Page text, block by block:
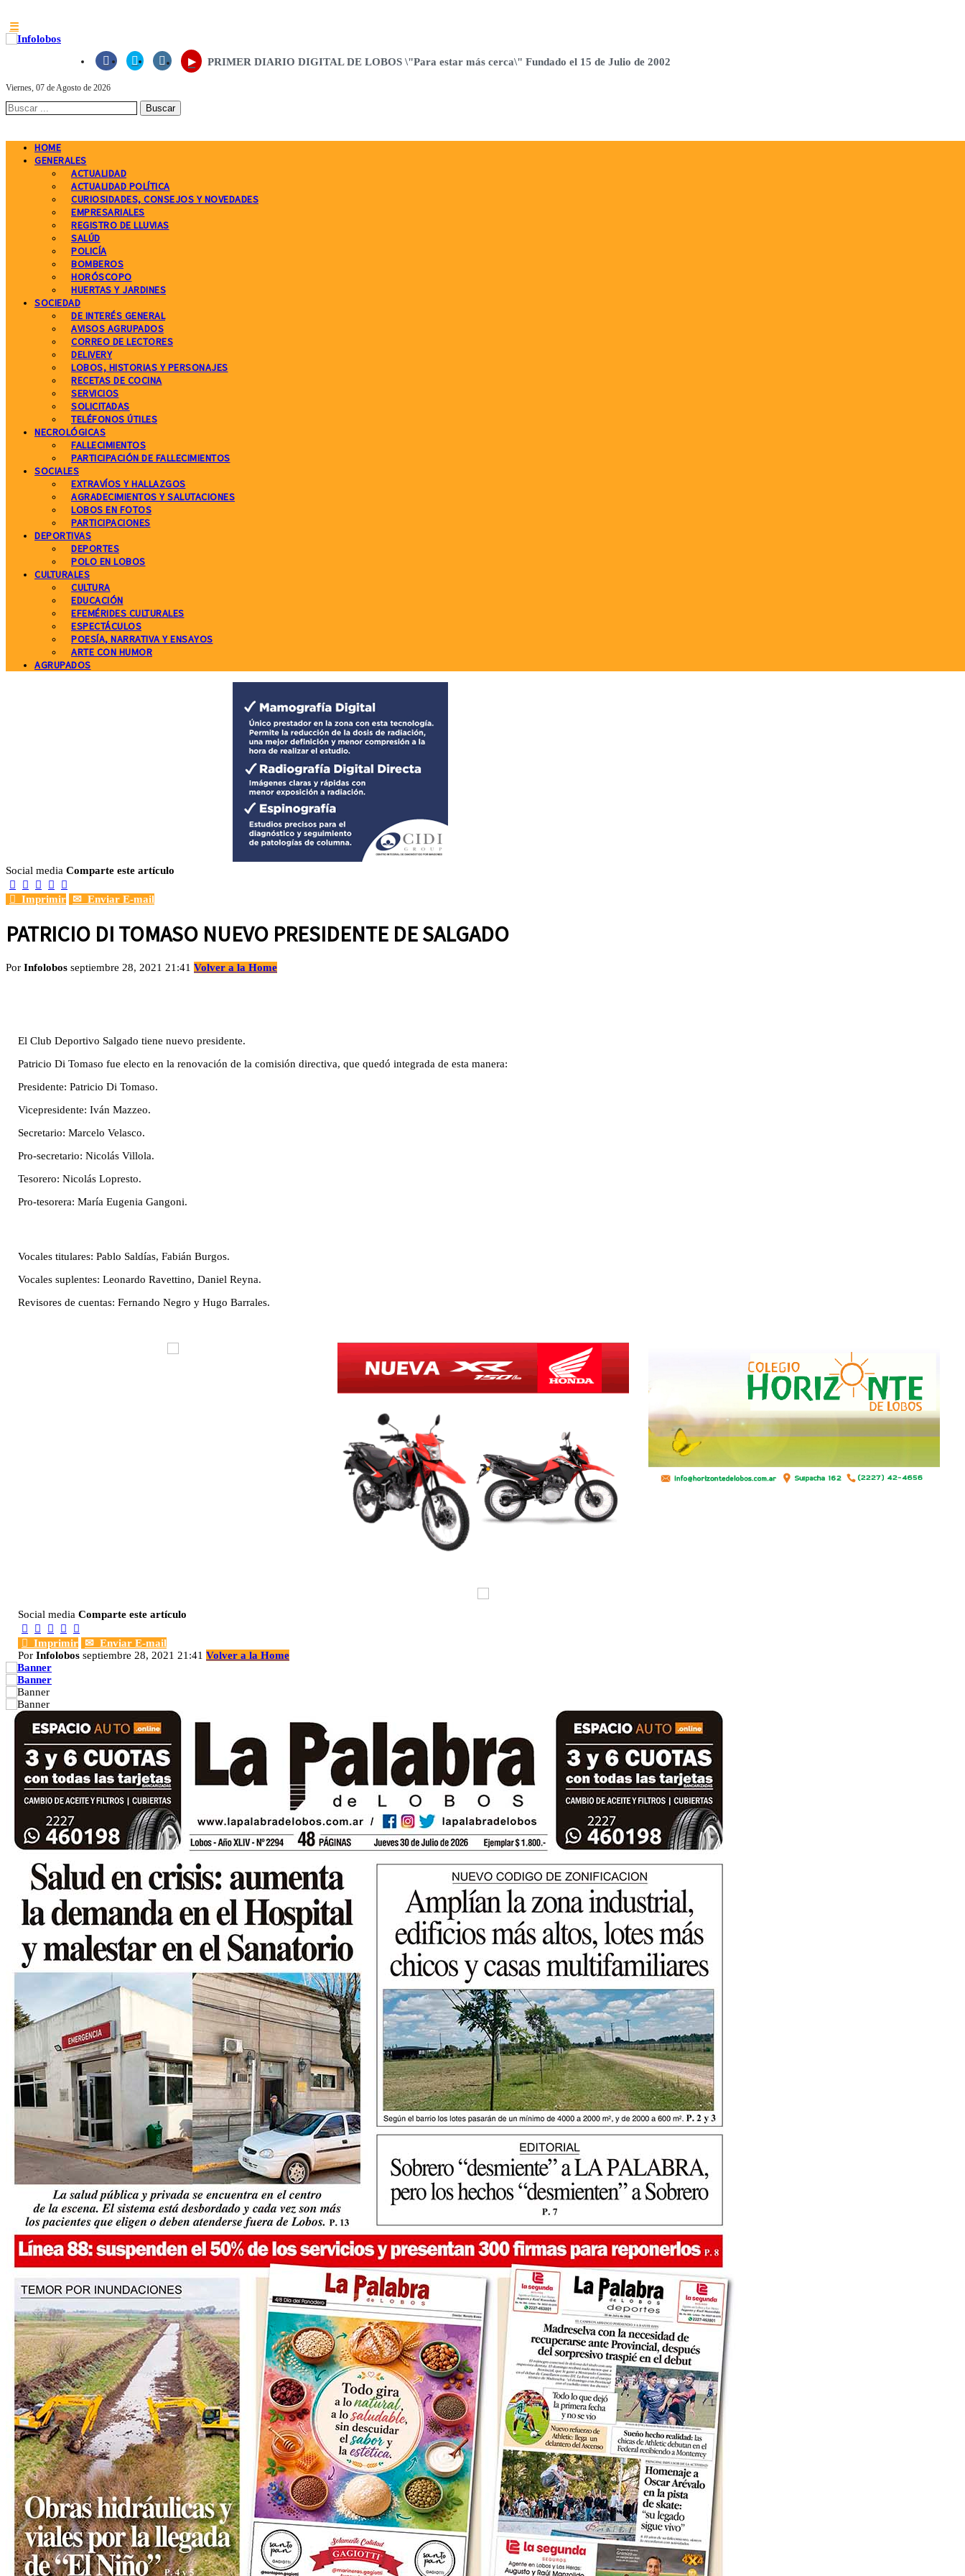
☰
   ▸ PRIMER DIARIO DIGITAL DE LOBOS \"Para estar más cerca\" Fundado el 15 de Julio de 2002
Viernes, 07 de Agosto de 2026
HOME
GENERALES
ACTUALIDAD
ACTUALIDAD POLÍTICA
CURIOSIDADES, CONSEJOS Y NOVEDADES
EMPRESARIALES
REGISTRO DE LLUVIAS
SALÚD
POLICÍA
BOMBEROS
HORÓSCOPO
HUERTAS Y JARDINES
SOCIEDAD
DE INTERÉS GENERAL
AVISOS AGRUPADOS
CORREO DE LECTORES
DELIVERY
LOBOS, HISTORIAS Y PERSONAJES
RECETAS DE COCINA
SERVICIOS
SOLICITADAS
TELÉFONOS ÚTILES
NECROLÓGICAS
FALLECIMIENTOS
PARTICIPACIÓN DE FALLECIMIENTOS
SOCIALES
EXTRAVÍOS Y HALLAZGOS
AGRADECIMIENTOS Y SALUTACIONES
LOBOS EN FOTOS
PARTICIPACIONES
DEPORTIVAS
DEPORTES
POLO EN LOBOS
CULTURALES
CULTURA
EDUCACIÓN
EFEMÉRIDES CULTURALES
ESPECTÁCULOS
POESÍA, NARRATIVA Y ENSAYOS
ARTE CON HUMOR
AGRUPADOS
Social media Comparte este artículo

  


Imprimir ✉ Enviar E-mail
PATRICIO DI TOMASO NUEVO PRESIDENTE DE SALGADO
Por Infolobos septiembre 28, 2021 21:41 Volver a la Home
El Club Deportivo Salgado tiene nuevo presidente.
Patricio Di Tomaso fue electo en la renovación de la comisión directiva, que quedó integrada de esta manera:
Presidente: Patricio Di Tomaso.
Vicepresidente: Iván Mazzeo.
Secretario: Marcelo Velasco.
Pro-secretario: Nicolás Villola.
Tesorero: Nicolás Lopresto.
Pro-tesorera: María Eugenia Gangoni.
Vocales titulares: Pablo Saldías, Fabián Burgos.
Vocales suplentes: Leonardo Ravettino, Daniel Reyna.
Revisores de cuentas: Fernando Negro y Hugo Barrales.
Social media Comparte este artículo

  


Imprimir ✉ Enviar E-mail
Por Infolobos septiembre 28, 2021 21:41 Volver a la Home